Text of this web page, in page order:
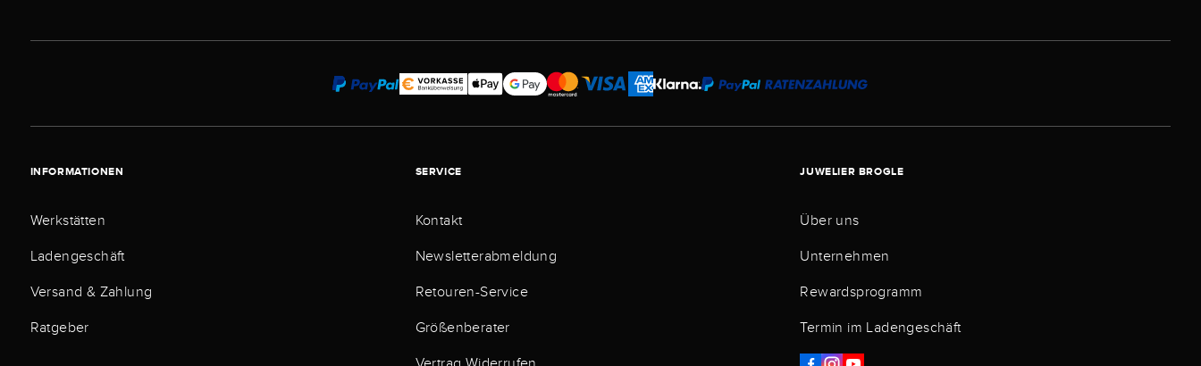
INFORMATIONEN
Werkstätten
Ladengeschäft
Versand & Zahlung
Ratgeber
SERVICE
Kontakt
Newsletterabmeldung
Retouren-Service
Größenberater
JUWELIER BROGLE
Über uns
Unternehmen
Rewardsprogramm
Termin im Ladengeschäft